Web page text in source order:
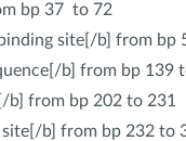
bp 37 to 72
site[/b] from bp
b] from bp 139
[/b] from bp 202 to 231
b] from bp 232 to